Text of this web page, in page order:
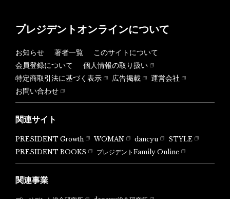
プレジデントオンラインについて
お知らせ 著者一覧
このサイトについて
会員登録について
個人情報の取り扱い
特定商取引法に基づく表示
広告掲載
運営会社
お問い合わせ
関連サイト
PRESIDENT Growth WOMAN dancyu
STYLE
PRESIDENT BOOKS
プレジデントFamily Online
関連事業